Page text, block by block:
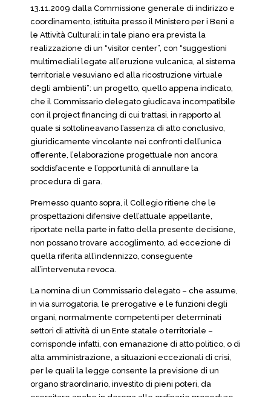
13.11.2009 dalla Commissione generale di indirizzo e
coordinamento, istituita presso il Ministero per i Beni e
le Attività Culturali; in tale piano era prevista la
realizzazione di un “visitor center”, con “suggestioni
multimediali legate all’eruzione vulcanica, al sistema
territoriale vesuviano ed alla ricostruzione virtuale
degli ambienti”: un progetto, quello appena indicato,
che il Commissario delegato giudicava incompatibile
con il project financing di cui trattasi, in rapporto al
quale si sottolineavano l’assenza di atto conclusivo,
giuridicamente vincolante nei confronti dell’unica
offerente, l’elaborazione progettuale non ancora
soddisfacente e l’opportunità di annullare la
procedura di gara.
Premesso quanto sopra, il Collegio ritiene che le
prospettazioni difensive dell’attuale appellante,
riportate nella parte in fatto della presente decisione,
non possano trovare accoglimento, ad eccezione di
quella riferita all’indennizzo, conseguente
all’intervenuta revoca.
La nomina di un Commissario delegato – che assume,
in via surrogatoria, le prerogative e le funzioni degli
organi, normalmente competenti per determinati
settori di attività di un Ente statale o territoriale –
corrisponde infatti, con emanazione di atto politico, o di
alta amministrazione, a situazioni eccezionali di crisi,
per le quali la legge consente la previsione di un
organo straordinario, investito di pieni poteri, da